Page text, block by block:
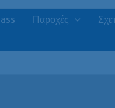
Παροχές